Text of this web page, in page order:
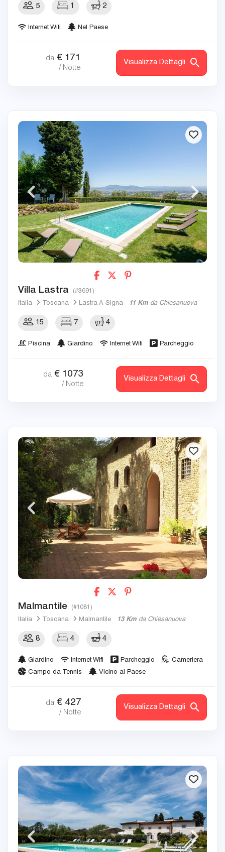
5 1 2
Internet Wifi Nel Paese
da € 171
/ Notte
Visualizza Dettagli
Villa Lastra (#3691)
Italia Toscana Lastra A Signa 11 Km da Chiesanuova
15 7 4
Piscina Giardino Internet Wifi Parcheggio
da € 1073
/ Notte
Visualizza Dettagli
Malmantile (#1081)
Italia Toscana Malmantile 13 Km da Chiesanuova
8 4 4
Giardino Internet Wifi Parcheggio
Cameriera
Campo da Tennis
Vicino al Paese
da € 427
/ Notte
Visualizza Dettagli